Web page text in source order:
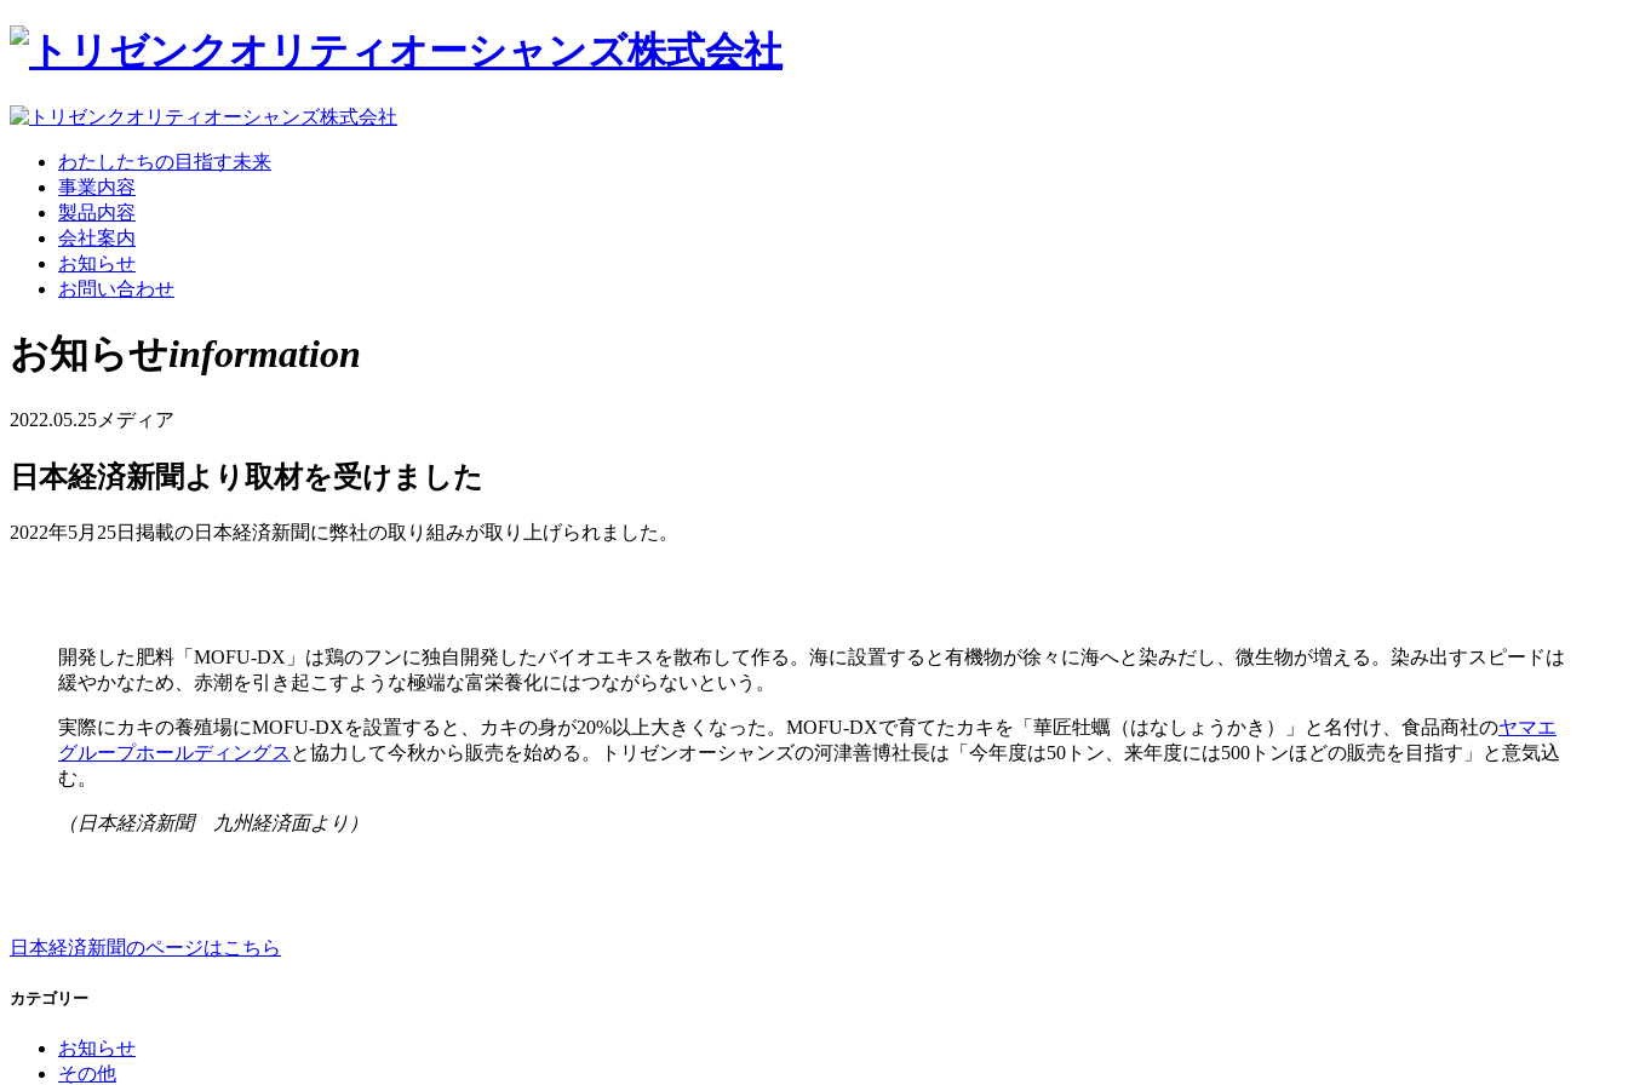
わたしたちの目指す未来
事業内容
製品内容
会社案内
お知らせ
お問い合わせ
お知らせinformation
2022.05.25 メディア
日本経済新聞より取材を受けました
2022年5月25日掲載の日本経済新聞に弊社の取り組みが取り上げられました。
開発した肥料「MOFU-DX」は鶏のフンに独自開発したバイオエキスを散布して作る。海に設置すると有機物が徐々に海へと染みだし、微生物が増える。染み出すスピードは
緩やかなため、赤潮を引き起こすような極端な富栄養化にはつながらないという。
実際にカキの養殖場にMOFU-DXを設置すると、カキの身が20%以上大きくなった。MOFU-DXで育てたカキを「華匠牡蠣（はなしょうかき）」と名付け、食品商社のヤマエ
グループホールディングス と協力して今秋から販売を始める。トリゼンオーシャンズの河津善博社長は「今年度は50トン、来年度には500トンほどの販売を目指す」と意気込
む。
（日本経済新聞 九州経済面より）
日本経済新聞のページはこちら
カテゴリー
お知らせ
その他